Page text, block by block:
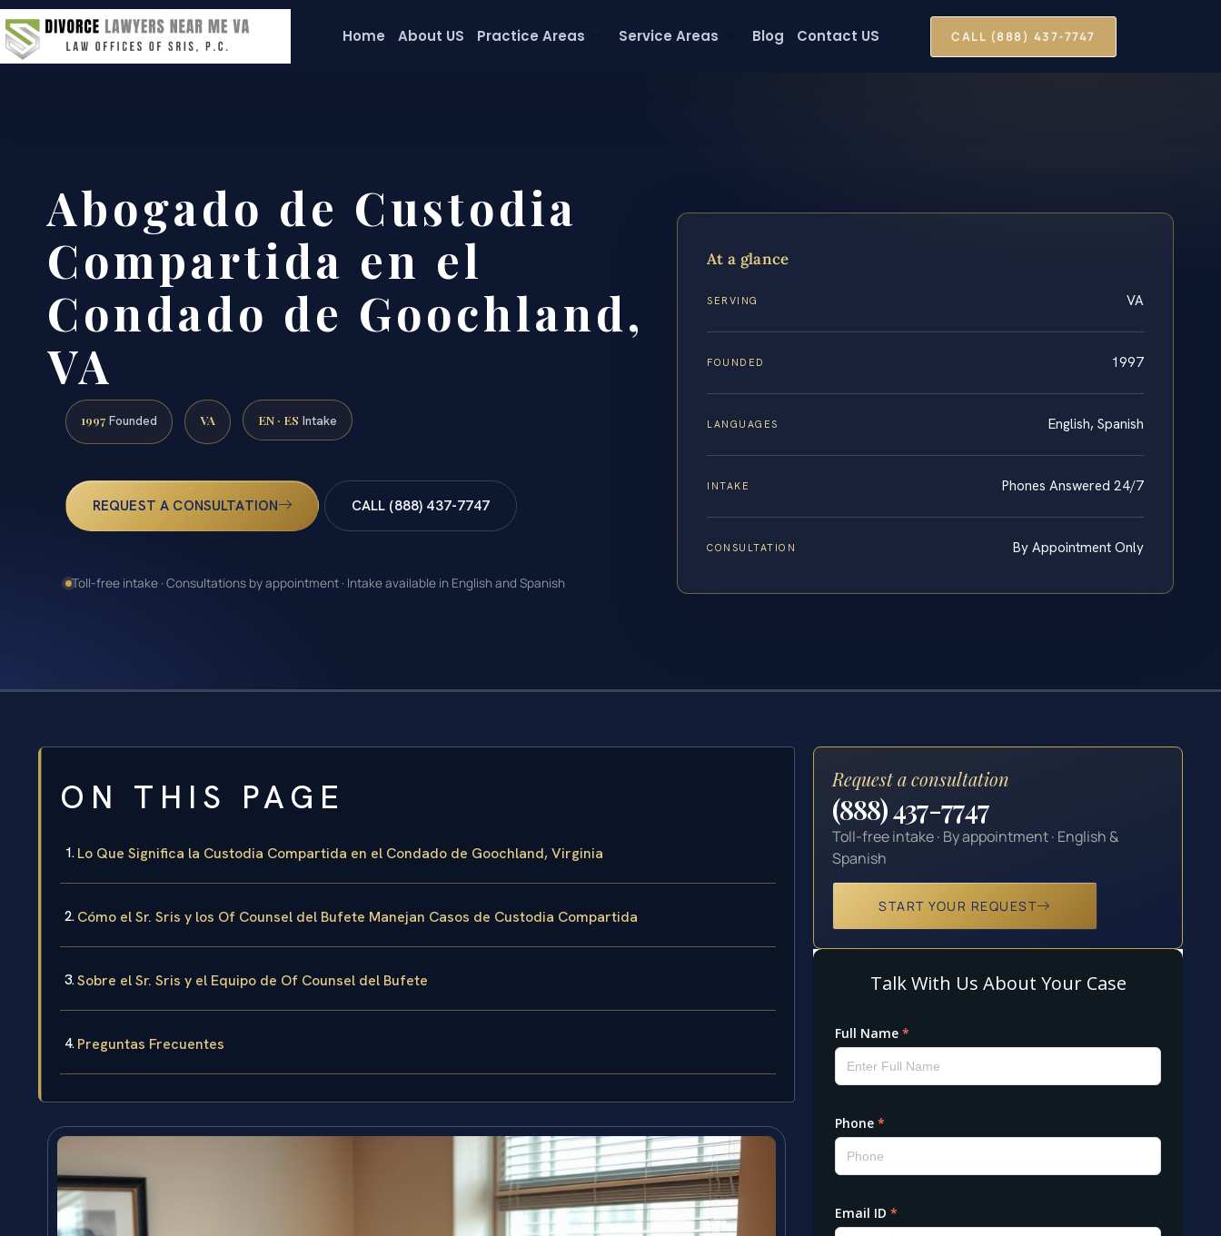
Home About US Practice Areas Service Areas Blog Contact US CALL (888) 437-7747
Abogado de Custodia
Compartida en el
Condado de Goochland,
VA
1997 Founded VA EN · ES Intake
REQUEST A CONSULTATION CALL (888) 437-7747
Toll-free intake · Consultations by appointment · Intake available in English and Spanish
At a glance
SERVING VA
FOUNDED 1997
LANGUAGES English, Spanish
INTAKE Phones Answered 24/7
CONSULTATION By Appointment Only
ON THIS PAGE
Lo Que Significa la Custodia Compartida en el Condado de Goochland, Virginia
Cómo el Sr. Sris y los Of Counsel del Bufete Manejan Casos de Custodia Compartida
Sobre el Sr. Sris y el Equipo de Of Counsel del Bufete
Preguntas Frecuentes
Request a consultation
(888) 437-7747
Toll-free intake · By appointment · English &
Spanish
START YOUR REQUEST